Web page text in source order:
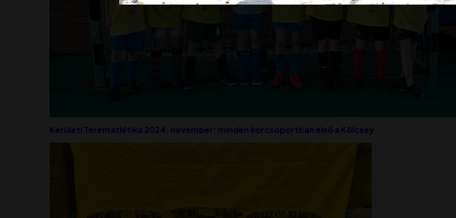
Kerületi Terematlétika 2024. november: minden korcsoportban első a Kölcsey